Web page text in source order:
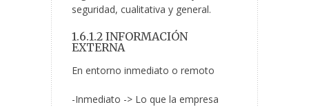
seguridad, cualitativa y general.
1.6.1.2 INFORMACIÓN
EXTERNA
En entorno inmediato o remoto
-Inmediato -> Lo que la empresa